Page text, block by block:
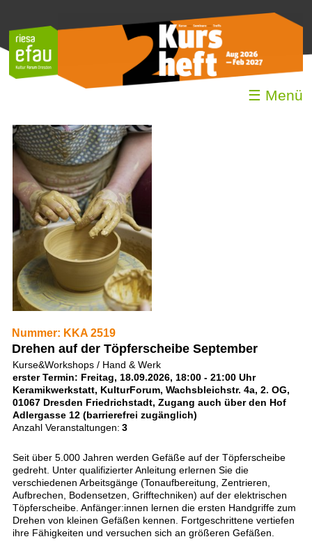
☰ Menü
Nummer: KKA 2519
Drehen auf der Töpferscheibe September
Kurse&Workshops / Hand & Werk
erster Termin: Freitag, 18.09.2026, 18:00 - 21:00 Uhr
Keramikwerkstatt, KulturForum, Wachsbleichstr. 4a, 2. OG,
01067 Dresden Friedrichstadt, Zugang auch über den Hof
Adlergasse 12 (barrierefrei zugänglich)
Anzahl Veranstaltungen: 3
Seit über 5.000 Jahren werden Gefäße auf der Töpferscheibe
gedreht. Unter qualifizierter Anleitung erlernen Sie die
verschiedenen Arbeitsgänge (Tonaufbereitung, Zentrieren,
Aufbrechen, Bodensetzen, Grifftechniken) auf der elektrischen
Töpferscheibe. Anfänger:innen lernen die ersten Handgriffe zum
Drehen von kleinen Gefäßen kennen. Fortgeschrittene vertiefen
ihre Fähigkeiten und versuchen sich an größeren Gefäßen.